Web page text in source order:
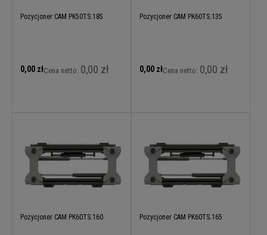
Pozycjoner CAM PK50TS.185
0,00 złCena netto: 0,00 zł
Pozycjoner CAM PK60TS.135
0,00 złCena netto: 0,00 zł
Pozycjoner CAM PK60TS.160 Pozycjoner CAM PK60TS.165